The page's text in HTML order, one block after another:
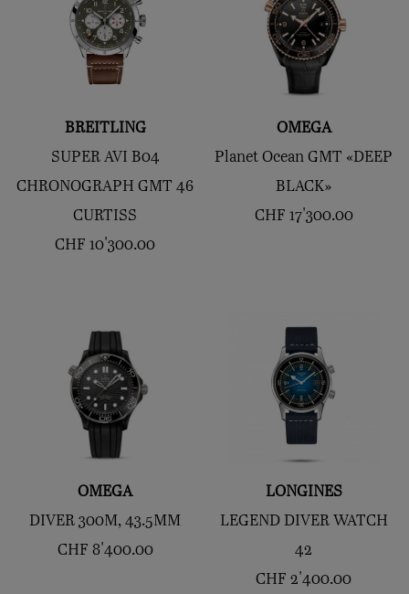
BREITLING
SUPER AVI B04
CHRONOGRAPH GMT 46
CURTISS
CHF 10'300.00
OMEGA
Planet Ocean GMT «DEEP
BLACK»
CHF 17'300.00
OMEGA
DIVER 300M, 43.5MM
CHF 8'400.00
LONGINES
LEGEND DIVER WATCH
42
CHF 2'400.00